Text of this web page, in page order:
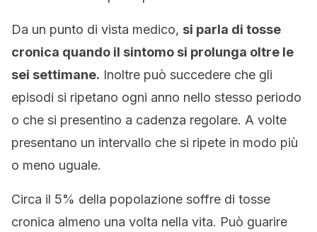
Da un punto di vista medico, si parla di tosse
cronica quando il sintomo si prolunga oltre le
sei settimane. Inoltre può succedere che gli
episodi si ripetano ogni anno nello stesso periodo
o che si presentino a cadenza regolare. A volte
presentano un intervallo che si ripete in modo più
o meno uguale.
Circa il 5% della popolazione soffre di tosse
cronica almeno una volta nella vita. Può guarire